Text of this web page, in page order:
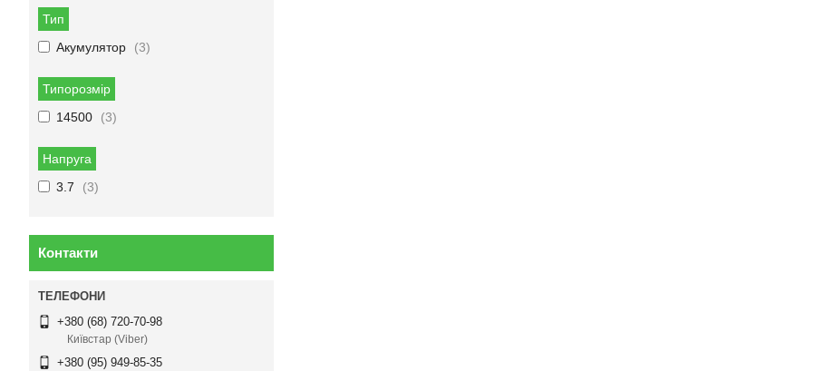
Тип
Акумулятор
3
Типорозмір
14500
3
Напруга
3.7
3
Контакти
+380 (68) 720-70-98
Київстар (Viber)
+380 (95) 949-85-35